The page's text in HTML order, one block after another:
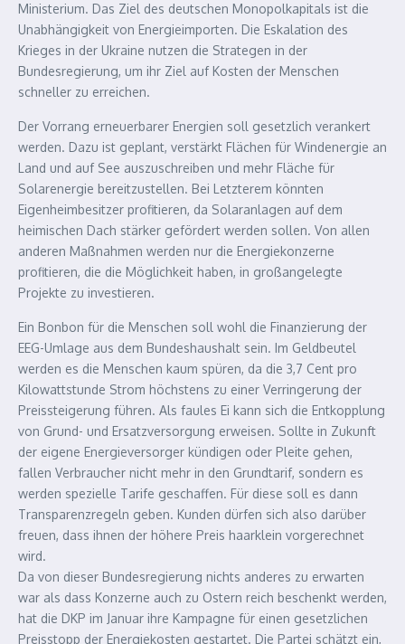
Ministerium. Das Ziel des deutschen Monopolkapitals ist die
Unabhängigkeit von Energieimporten. Die Eskalation des
Krieges in der Ukraine nutzen die Strategen in der
Bundesregierung, um ihr Ziel auf Kosten der Menschen
schneller zu erreichen.
Der Vorrang erneuerbarer Energien soll gesetzlich verankert
werden. Dazu ist geplant, verstärkt Flächen für Windenergie an
Land und auf See auszuschreiben und mehr Fläche für
Solarenergie bereitzustellen. Bei Letzterem könnten
Eigenheimbesitzer profitieren, da Solaranlagen auf dem
heimischen Dach stärker gefördert werden sollen. Von allen
anderen Maßnahmen werden nur die Energiekonzerne
profitieren, die die Möglichkeit haben, in großangelegte
Projekte zu investieren.
Ein Bonbon für die Menschen soll wohl die Finanzierung der
EEG-Umlage aus dem Bundeshaushalt sein. Im Geldbeutel
werden es die Menschen kaum spüren, da die 3,7 Cent pro
Kilowattstunde Strom höchstens zu einer Verringerung der
Preissteigerung führen. Als faules Ei kann sich die Entkopplung
von Grund- und Ersatzversorgung erweisen. Sollte in Zukunft
der eigene Energieversorger kündigen oder Pleite gehen,
fallen Verbraucher nicht mehr in den Grundtarif, sondern es
werden spezielle Tarife geschaffen. Für diese soll es dann
Transparenzregeln geben. Kunden dürfen sich also darüber
freuen, dass ihnen der höhere Preis haarklein vorgerechnet
wird.
Da von dieser Bundesregierung nichts anderes zu erwarten
war als dass Konzerne auch zu Ostern reich beschenkt werden,
hat die DKP im Januar ihre Kampagne für einen gesetzlichen
Preisstopp der Energiekosten gestartet. Die Partei schätzt ein,